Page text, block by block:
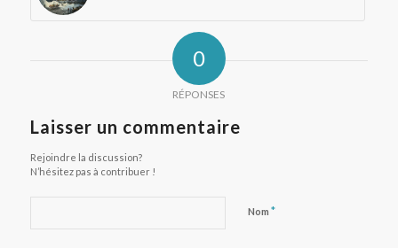
0
RÉPONSES
Laisser un commentaire
Rejoindre la discussion?
N’hésitez pas à contribuer !
Nom *